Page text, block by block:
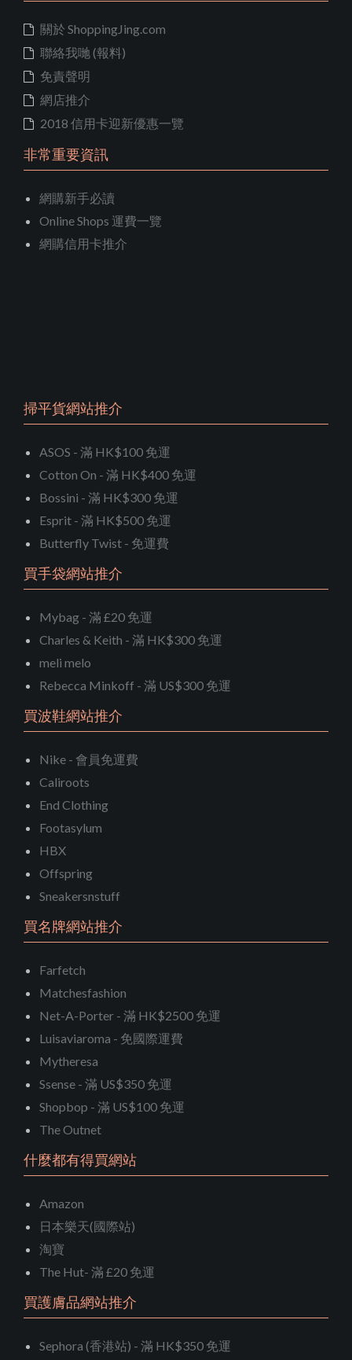
關於 ShoppingJing.com
聯絡我哋 (報料)
免責聲明
網店推介
2018 信用卡迎新優惠一覽
非常重要資訊
網購新手必讀
Online Shops 運費一覽
網購信用卡推介
掃平貨網站推介
ASOS - 滿 HK$100 免運
Cotton On - 滿 HK$400 免運
Bossini - 滿 HK$300 免運
Esprit - 滿 HK$500 免運
Butterfly Twist - 免運費
買手袋網站推介
Mybag - 滿 £20 免運
Charles & Keith - 滿 HK$300 免運
meli melo
Rebecca Minkoff - 滿 US$300 免運
買波鞋網站推介
Nike - 會員免運費
Caliroots
End Clothing
Footasylum
HBX
Offspring
Sneakersnstuff
買名牌網站推介
Farfetch
Matchesfashion
Net-A-Porter - 滿 HK$2500 免運
Luisaviaroma - 免國際運費
Mytheresa
Ssense - 滿 US$350 免運
Shopbop - 滿 US$100 免運
The Outnet
什麼都有得買網站
Amazon
日本樂天(國際站)
淘寶
The Hut- 滿 £20 免運
買護膚品網站推介
Sephora (香港站) - 滿 HK$350 免運